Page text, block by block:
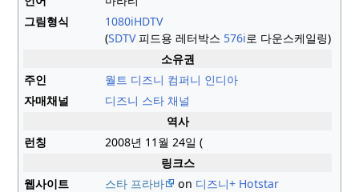
그림형식
1080iHDTV
(SDTV피드용 레터박스 576i로 다운스케일링)
소유권
주인
월트 디즈니 컴퍼니 인디아
자매채널
디즈니 스타 채널
역사
런칭
2008년 11월 24일 (
링크스
웹사이트
스타 프라바 on 디즈니+ Hotstar